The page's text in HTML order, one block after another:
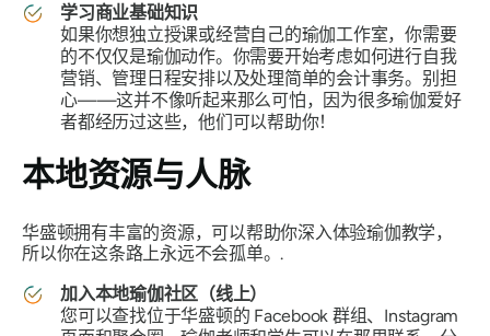
学习商业基础知识
如果你想独立授课或经营自己的瑜伽工作室，你需要
的不仅仅是瑜伽动作。你需要开始考虑如何进行自我
营销、管理日程安排以及处理简单的会计事务。别担
心——这并不像听起来那么可怕，因为很多瑜伽爱好
者都经历过这些，他们可以帮助你！
本地资源与人脉
华盛顿拥有丰富的资源，可以帮助你深入体验瑜伽教学，
所以你在这条路上永远不会孤单。.
加入本地瑜伽社区（线上）
您可以查找位于华盛顿的 Facebook 群组、Instagram